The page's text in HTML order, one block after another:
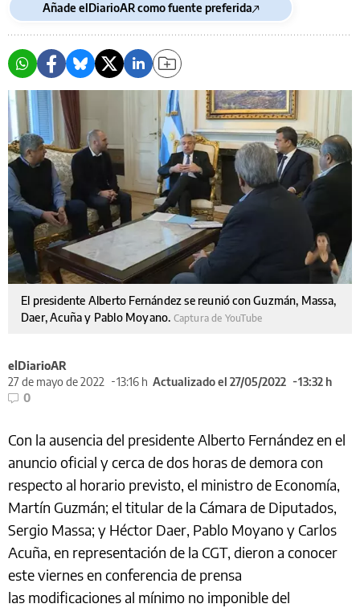
Añade elDiarioAR como fuente preferida
El presidente Alberto Fernández se reunió con Guzmán, Massa,
Daer, Acuña y Pablo Moyano. Captura de YouTube
elDiarioAR
27 de mayo de 2022
13:16 h Actualizado el 27/05/2022
13:32 h
0
Con la ausencia del presidente Alberto Fernández en el
anuncio oficial y cerca de dos horas de demora con
respecto al horario previsto, el ministro de Economía,
Martín Guzmán; el titular de la Cámara de Diputados,
Sergio Massa; y Héctor Daer, Pablo Moyano y Carlos
Acuña, en representación de la CGT, dieron a conocer
este viernes en conferencia de prensa
las modificaciones al mínimo no imponible del